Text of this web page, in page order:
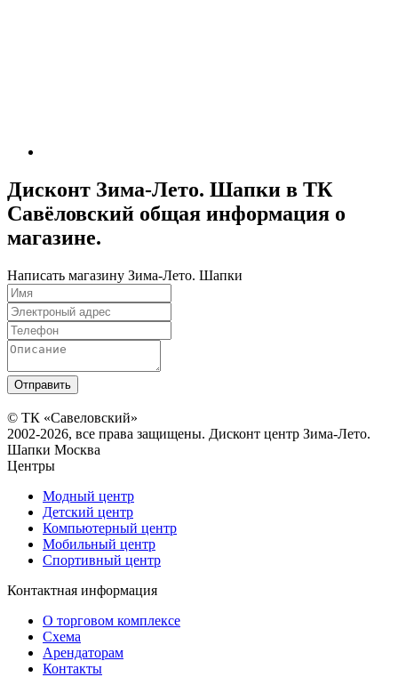
Дисконт Зима-Лето. Шапки в ТК
Савёловский общая информация о
магазине.
Написать магазину Зима-Лето. Шапки
© ТК «Савеловский»
2002-2026, все права защищены. Дисконт центр Зима-Лето.
Шапки Москва
Центры
Модный центр
Детский центр
Компьютерный центр
Мобильный центр
Спортивный центр
Контактная информация
О торговом комплексе
Схема
Арендаторам
Контакты